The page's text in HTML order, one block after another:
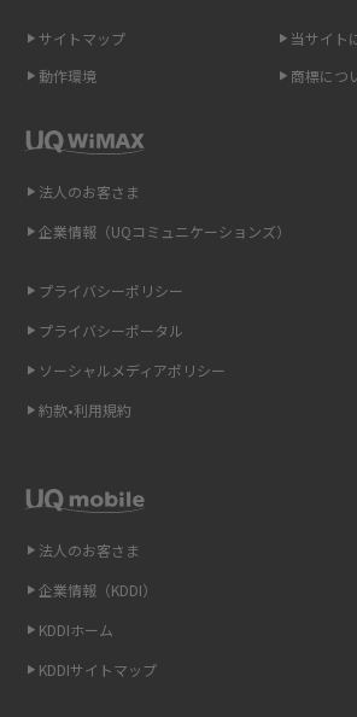
ポケット型Wi-Fi（モバイルWi-Fi）とは？おススメ
即日受け取りできるポケット型Wi-Fiはある？すぐ
ONU（光回線終端装置）とは？モデム・ルーター・
ギガバイト（GB）とは？1GBの目安やギガが足り
Wi-Fi 6とは？Wi-Fi 5との違いやメリットと注意点、
Wi-Fiを自宅に設置する方法は？必要なことやポイン
光ファイバーとは？仕組みやメリット・デメリット
やすく解説
を解説
サイトマップ
当サイト
動作環境
商標につ
法人のお客さま
企業情報（KDDI）
KDDIホーム
KDDIサイトマップ
法人のお客さま
企業情報（UQコミュニケーションズ）
プライバシーポリシー
プライバシーポータル
ソーシャルメディアポリシー
約款•利用規約